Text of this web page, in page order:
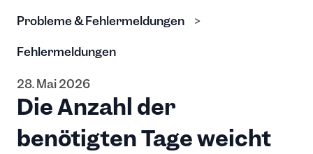
Probleme & Fehlermeldungen
Fehlermeldungen
28. Mai 2026
Die Anzahl der
benötigten Tage weicht